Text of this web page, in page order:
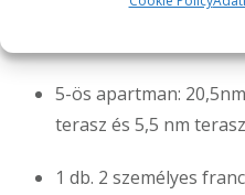
5-ös
5-ös apartman:
terasz és 5,5 nm
1 db. 2 személyes